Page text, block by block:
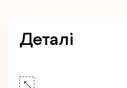
Деталі